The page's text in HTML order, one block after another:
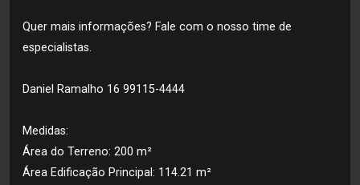
Quer mais informações? Fale com o nosso time de
especialistas.
Daniel Ramalho 16 99115-4444
Medidas:
Área do Terreno: 200 m²
Área Edificação Principal: 114.21 m²